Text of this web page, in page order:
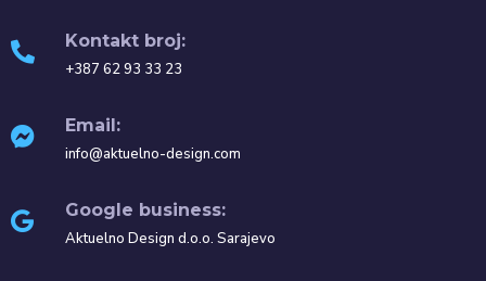
Kontakt broj:
+387 62 93 33 23
Email:
info@aktuelno-design.com
Google business:
Aktuelno Design d.o.o. Sarajevo